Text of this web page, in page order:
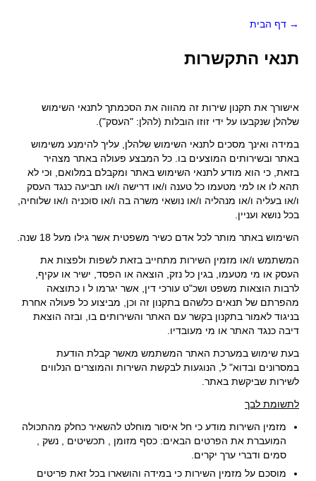
→ דף הבית
תנאי התקשרות
אישורך את תקנון שירות זה מהווה את הסכמתך לתנאי השימוש
שלהלן שנקבעו על ידי זוזו הובלות (להלן: "העסק").
במידה ואינך מסכים לתנאי השימוש שלהלן, עליך להימנע משימוש
באתר ובשירותים המוצעים בו. כל המבצע פעולה באתר מצהיר
בזאת, כי הוא מודע לתנאי השימוש באתר ומקבלם במלואם, וכי לא
תהא לו או למי מטעמו כל טענה ו/או דרישה ו/או תביעה כנגד העסק
ו/או בעליה ו/או מנהליה ו/או נושאי משרה בה ו/או סוכניה ו/או שלוחיה,
בכל נושא ועניין.
השימוש באתר מותר לכל אדם כשיר משפטית אשר גילו מעל 18 שנה.
המשתמש ו/או מזמין השירות מתחייב בזאת לשפות ולפצות את
העסק או מי מטעמו, בגין כל נזק, הוצאה או הפסד, ישיר או עקיף,
לרבות הוצאות משפט ושכ"ט עורכי דין, אשר יגרמו ל ו כתוצאה
מהפרתם של תנאים כלשהם בתקנון זה וכן, מביצוע כל פעולה אחרת
בניגוד לאמור בתקנון בקשר עם האתר והשירותים בו, ובזה הוצאת
דיבה כנגד האתר או מי מעובדיו.
בעת שימוש במערכת האתר המשתמש מאשר קבלת הודעת
במסרונים ובדוא" ל, הנוגעות לבקשת השירות והמוצרים הנלווים
לשירות שביקשת באתר.
לתשומת לבך
מזמין השירות מודע כי חל איסור מוחלט להשאיר כחלק מהתכולה
המועברת את הפרטים הבאים: כסף מזומן , תכשיטים , נשק ,
סמים ודברי ערך יקרים.
מוסכם על מזמין השירות כי במידה והושארו בכל זאת פריטים